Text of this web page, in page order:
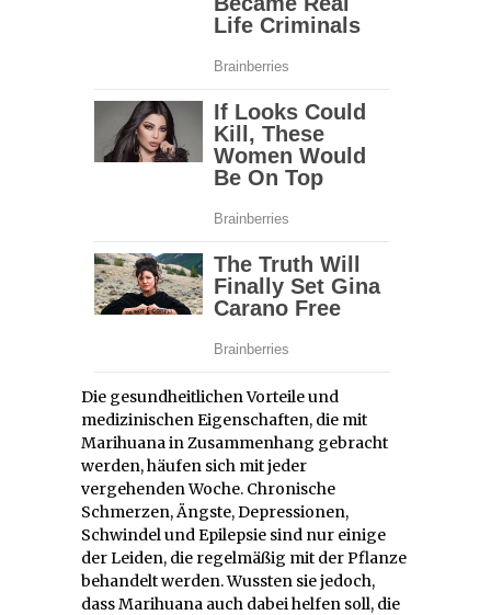
Die gesundheitlichen Vorteile und
medizinischen Eigenschaften, die mit
Marihuana in Zusammenhang gebracht
werden, häufen sich mit jeder
vergehenden Woche. Chronische
Schmerzen, Ängste, Depressionen,
Schwindel und Epilepsie sind nur einige
der Leiden, die regelmäßig mit der Pflanze
behandelt werden. Wussten sie jedoch,
dass Marihuana auch dabei helfen soll, die